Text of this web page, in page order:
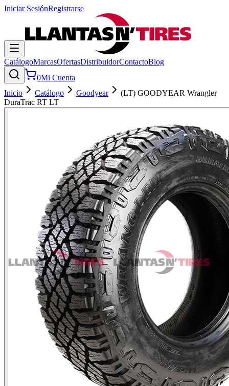
Iniciar SesiónRegistrarse
CatálogoMarcasOfertasDistribuidorContactoBlog
0Mi Cuenta
Inicio
Catálogo Goodyear
(LT) GOODYEAR Wrangler
DuraTrac RT LT